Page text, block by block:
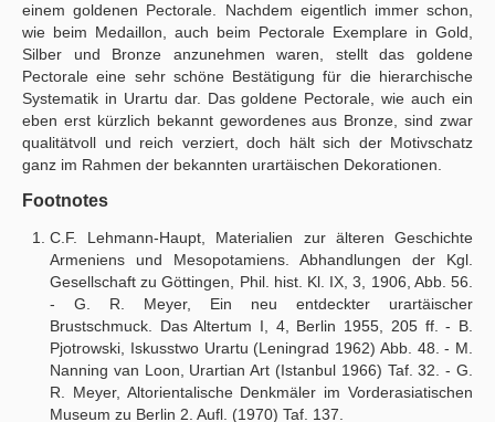
einem goldenen Pectorale. Nachdem eigentlich immer schon,
wie beim Medaillon, auch beim Pectorale Exemplare in Gold,
Silber und Bronze anzunehmen waren, stellt das goldene
Pectorale eine sehr schöne Bestätigung für die hierarchische
Systematik in Urartu dar. Das goldene Pectorale, wie auch ein
eben erst kürzlich bekannt gewordenes aus Bronze, sind zwar
qualitätvoll und reich verziert, doch hält sich der Motivschatz
ganz im Rahmen der bekannten urartäischen Dekorationen.
Footnotes
C.F. Lehmann-Haupt, Materialien zur älteren Geschichte
Armeniens und Mesopotamiens. Abhandlungen der Kgl.
Gesellschaft zu Göttingen, Phil. hist. Kl. IX, 3, 1906, Abb. 56.
- G. R. Meyer, Ein neu entdeckter urartäischer
Brustschmuck. Das Altertum I, 4, Berlin 1955, 205 ff. - B.
Pjotrowski, Iskusstwo Urartu (Leningrad 1962) Abb. 48. - Μ.
Nanning van Loon, Urartian Art (Istanbul 1966) Taf. 32. - G.
R. Meyer, Altorientalische Denkmäler im Vorderasiatischen
Museum zu Berlin 2. Aufl. (1970) Taf. 137.